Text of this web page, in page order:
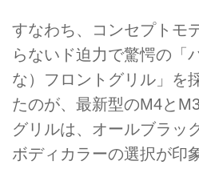
すなわち、コンセプトモ
らないド迫力で驚愕の「
な）フロントグリル」を
たのが、最新型のM4と
グリルは、オールブラッ
ボディカラーの選択が印